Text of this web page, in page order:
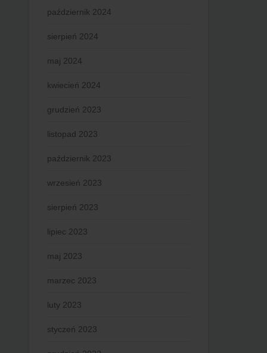
październik 2024
sierpień 2024
maj 2024
kwiecień 2024
grudzień 2023
listopad 2023
październik 2023
wrzesień 2023
sierpień 2023
lipiec 2023
maj 2023
marzec 2023
luty 2023
styczeń 2023